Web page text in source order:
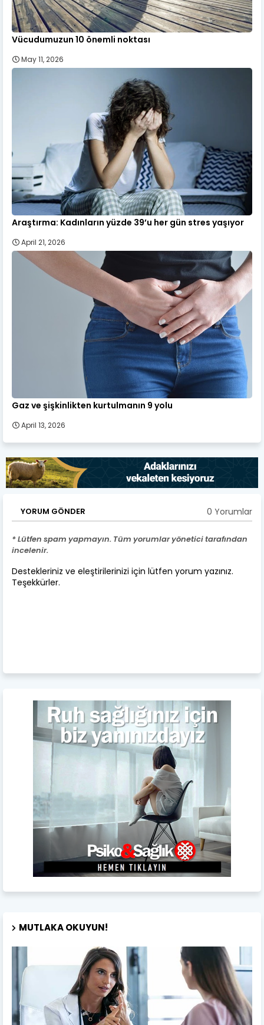
Vücudumuzun 10 önemli noktası
May 11, 2026
Araştırma: Kadınların yüzde 39’u her gün stres yaşıyor
April 21, 2026
Gaz ve şişkinlikten kurtulmanın 9 yolu
April 13, 2026
YORUM GÖNDER 0 Yorumlar
* Lütfen spam yapmayın. Tüm yorumlar yönetici tarafından
incelenir.
Destekleriniz ve eleştirilerinizi için lütfen yorum yazınız.
Teşekkürler.
MUTLAKA OKUYUN!